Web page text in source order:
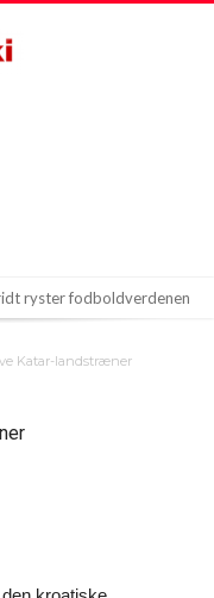
ryster fodboldverdenen
Katar-landstræner